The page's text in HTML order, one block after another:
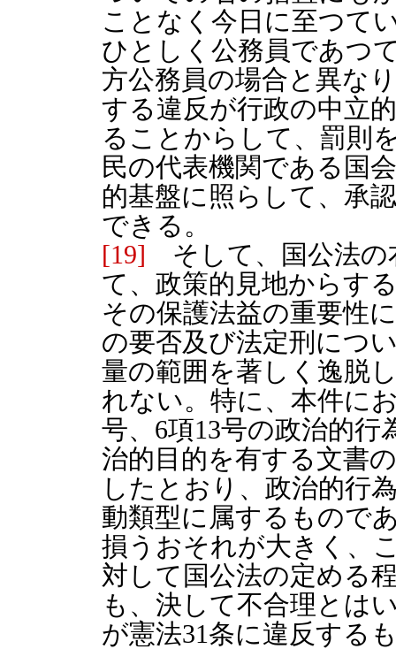
ことなく今日に至つて
ひとしく公務員であつ
方公務員の場合と異な
する違反が行政の中立
ることからして、罰則
民の代表機関である国
的基盤に照らして、承
できる。
[19] そして、国公法の
て、政策的見地からす
その保護法益の重要性
の要否及び法定刑につ
量の範囲を著しく逸脱
れない。特に、本件に
号、6項13号の政治的
治的目的を有する文書
したとおり、政治的行
動類型に属するもので
損うおそれが大きく、
対して国公法の定める
も、決して不合理とは
が憲法31条に違反する